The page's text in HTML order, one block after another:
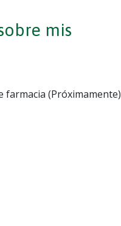
mis
farmacia (Próximamente)